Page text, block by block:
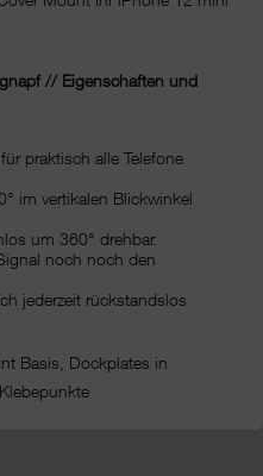
// Eigenschaften und
praktisch alle Telefone
im vertikalen Blickwinkel
um 360° drehbar.
noch noch den
jederzeit rückstandslos
Basis, Dockplates in